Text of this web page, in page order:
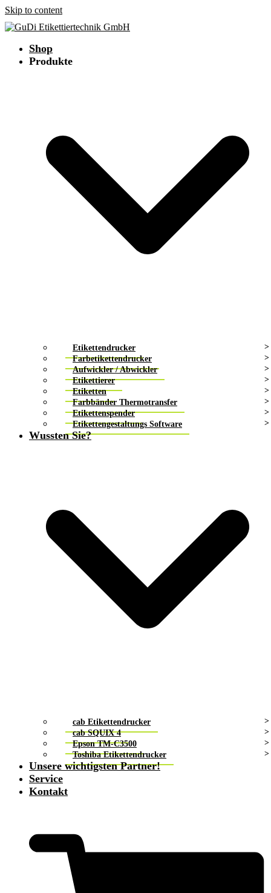
Skip to content
Shop
Produkte
Etikettendrucker
Farbetikettendrucker
Aufwickler / Abwickler
Etikettierer
Etiketten
Farbbänder Thermotransfer
Etikettenspender
Etikettengestaltungs Software
Wussten Sie?
cab Etikettendrucker
cab SQUIX 4
Epson TM-C3500
Toshiba Etikettendrucker
Unsere wichtigsten Partner!
Service
Kontakt